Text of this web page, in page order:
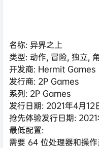
名称: 异界之上
类型: 动作, 冒险, 独立,
开发商: Hermit Games
发行商: 2P Games
系列: 2P Games
发行日期: 2021年4月12
抢先体验发行日期:
最低配置:
需要 64 位处理器和操